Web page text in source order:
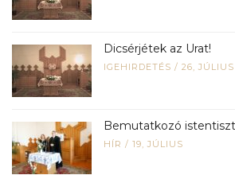
Dicsérjétek az Urat!
IGEHIRDETÉS / 26, JÚLIUS
Bemutatkozó
HÍR / 19, JÚLIUS